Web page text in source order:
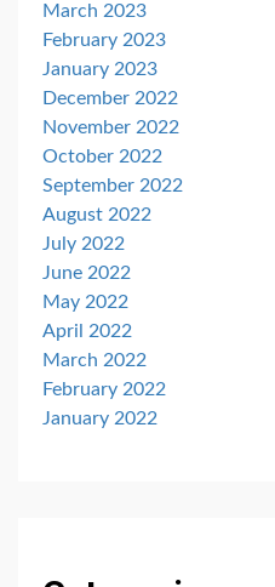
March 2023
February 2023
January 2023
December 2022
November 2022
October 2022
September 2022
August 2022
July 2022
June 2022
May 2022
April 2022
March 2022
February 2022
January 2022